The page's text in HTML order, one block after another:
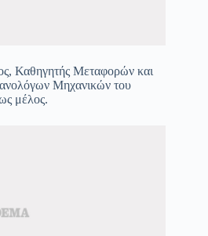
Καθηγητής Μεταφορών και
Μηχανικών του
μέλος.